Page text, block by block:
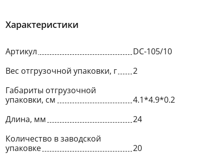
Характеристики
Артикул
DC-105/10
Вес отгрузочной упаковки, г
2
Габариты отгрузочной
упаковки, см
4.1*4.9*0.2
Длина, мм
24
Количество в заводской
упаковке
20